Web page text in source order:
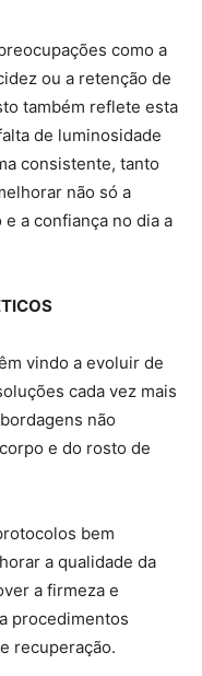
como a
ou a retenção de
também reflete esta
de luminosidade
consistente, tanto
não só a
a confiança no dia a
vindo a evoluir de
cada vez mais
não
e do rosto de
bem
a qualidade da
a firmeza e
procedimentos
recuperação.